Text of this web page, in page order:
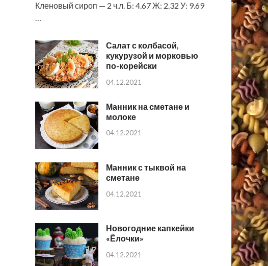
Кленовый сироп — 2 ч.л. Б: 4.67 Ж: 2.32 У: 9.69
…
Салат с колбасой,
кукурузой и морковью
по-корейски
04.12.2021
Манник на сметане и
молоке
04.12.2021
Манник с тыквой на
сметане
04.12.2021
Новогодние капкейки
«Ёлочки»
04.12.2021